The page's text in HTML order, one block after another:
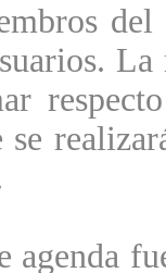
del
agenda